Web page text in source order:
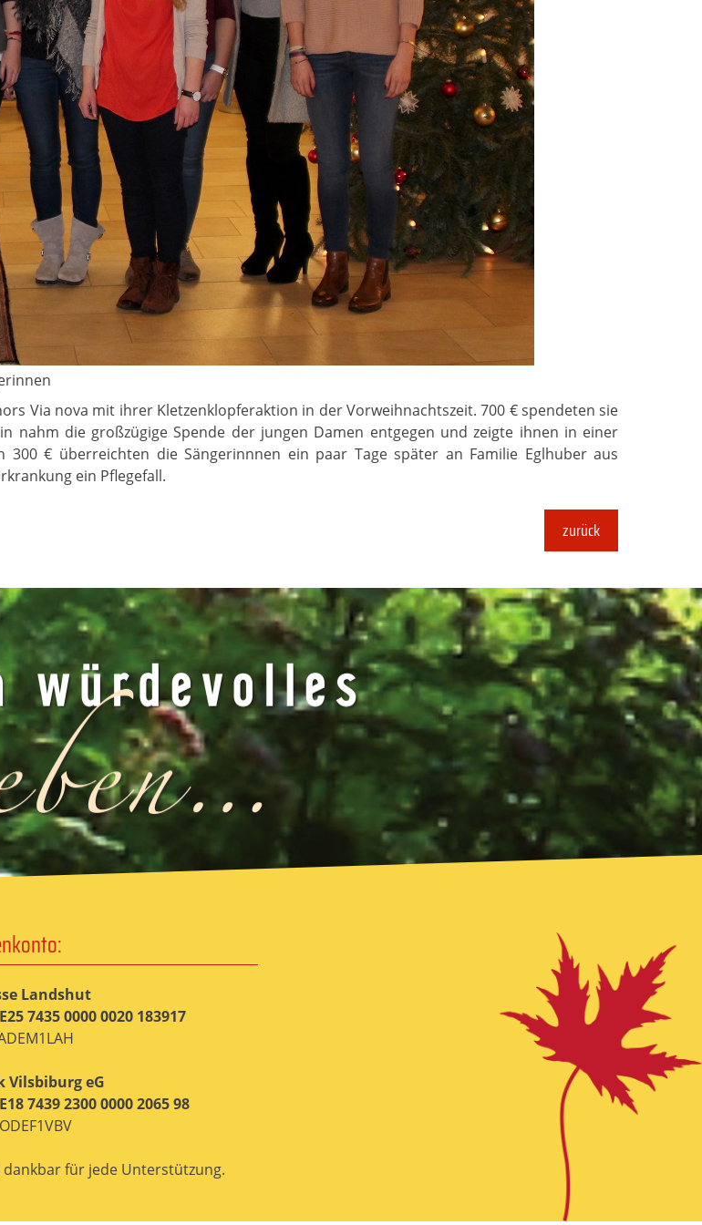
Via nova mit ihrer Kletzenklopferaktion in der Vorweihnachtszeit. 700 € spendeten sie
nahm die großzügige Spende der jungen Damen entgegen und zeigte ihnen in einer
300 € überreichten die Sängerinnnen ein paar Tage später an Familie Eglhuber aus
ein Pflegefall.
zurück
Landshut
7435 0000 0020 183917
Vilsbiburg eG
7439 2300 0000 2065 98
dankbar für jede Unterstützung.